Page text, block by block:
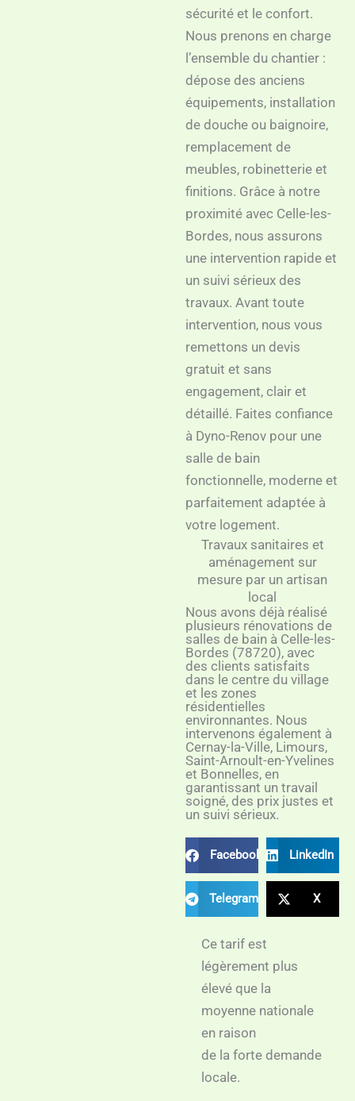
sécurité et le confort.
Nous prenons en charge
l’ensemble du chantier :
dépose des anciens
équipements, installation
de douche ou baignoire,
remplacement de
meubles, robinetterie et
finitions. Grâce à notre
proximité avec Celle-les-
Bordes, nous assurons
une intervention rapide et
un suivi sérieux des
travaux. Avant toute
intervention, nous vous
remettons un devis
gratuit et sans
engagement, clair et
détaillé. Faites confiance
à Dyno-Renov pour une
salle de bain
fonctionnelle, moderne et
parfaitement adaptée à
votre logement.
Travaux sanitaires et
aménagement sur
mesure par un artisan
local
Nous avons déjà réalisé
plusieurs rénovations de
salles de bain à Celle-les-
Bordes (78720), avec
des clients satisfaits
dans le centre du village
et les zones
résidentielles
environnantes. Nous
intervenons également à
Cernay-la-Ville, Limours,
Saint-Arnoult-en-Yvelines
et Bonnelles, en
garantissant un travail
soigné, des prix justes et
un suivi sérieux.
Facebook LinkedIn
Telegram X
Ce tarif est
légèrement plus
élevé que la
moyenne nationale
en raison
de la forte demande
locale.